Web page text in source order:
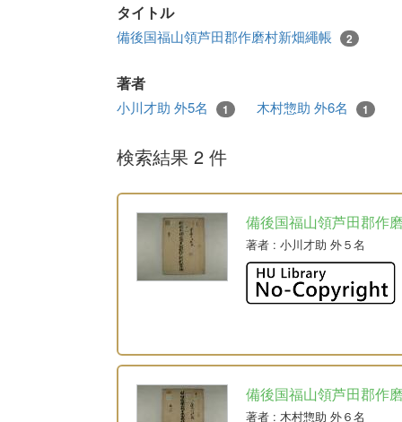
タイトル
備後国福山領芦田郡作磨村新畑繩帳 2
著者
小川才助 外5名 1 木村惣助 外6名 1
検索結果 2 件
備後国福山領芦田郡作
著者 : 小川才助 外５名
備後国福山領芦田郡作
著者 : 木村惣助 外６名